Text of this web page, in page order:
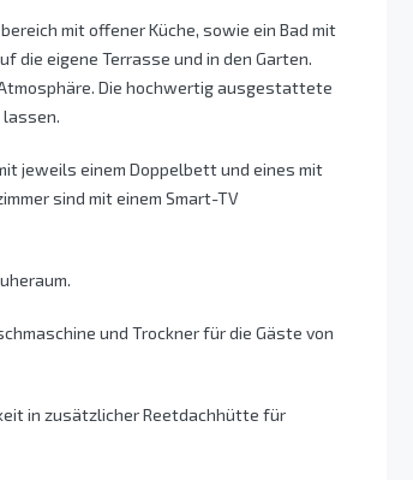
mit offener Küche, sowie ein Bad mit
die eigene Terrasse und in den Garten.
Die hochwertig ausgestattete
lassen.
jeweils einem Doppelbett und eines mit
sind mit einem Smart-TV
und Trockner für die Gäste von
in zusätzlicher Reetdachhütte für